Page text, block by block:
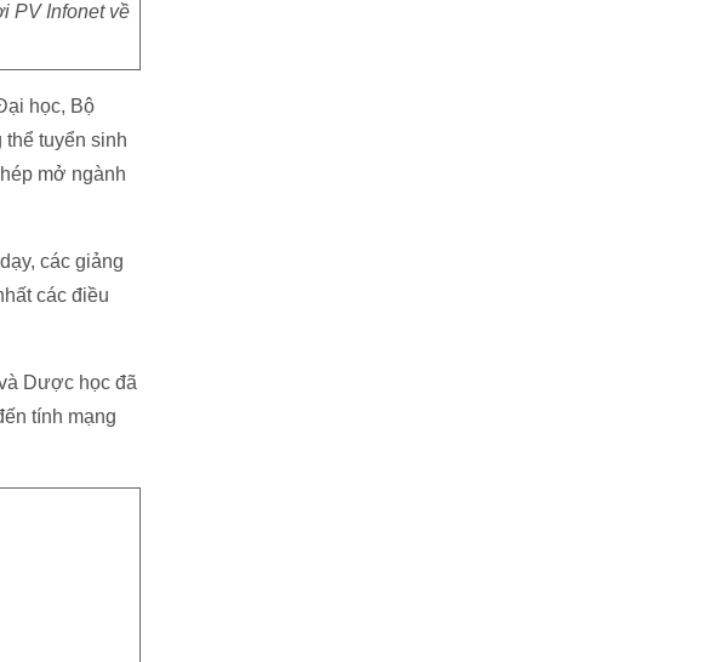
PV Infonet về
học, Bộ
tuyển sinh
mở ngành
các giảng
các điều
Dược học đã
tính mạng